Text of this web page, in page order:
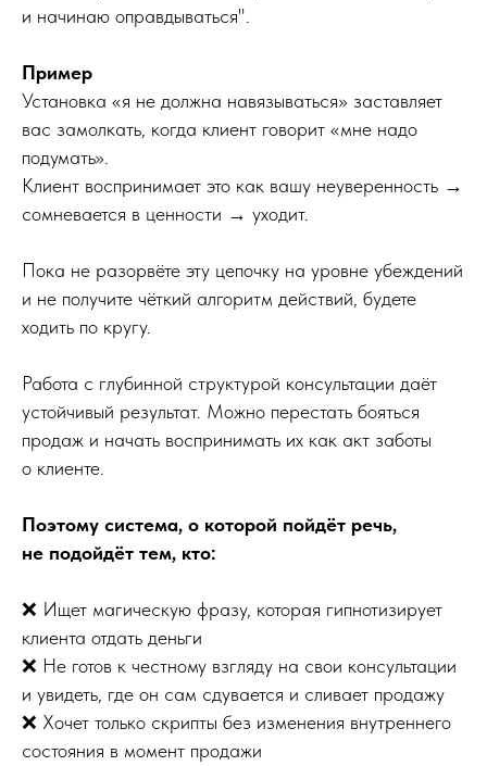
и начинаю оправдываться".
Пример
Установка «я не должна навязываться» заставляет
вас замолкать, когда клиент говорит «мне надо
подумать».
Клиент воспринимает это как вашу неуверенность →
сомневается в ценности → уходит.
Пока не разорвёте эту цепочку на уровне убеждений
и не получите чёткий алгоритм действий, будете
ходить по кругу.
Работа с глубинной структурой консультации даёт
устойчивый результат. Можно перестать бояться
продаж и начать воспринимать их как акт заботы
о клиенте.
Поэтому система, о которой пойдёт речь,
не подойдёт тем, кто:
❌ Ищет магическую фразу, которая гипнотизирует
клиента отдать деньги
❌ Не готов к честному взгляду на свои консультации
и увидеть, где он сам сдувается и сливает продажу
❌ Хочет только скрипты без изменения внутреннего
состояния в момент продажи